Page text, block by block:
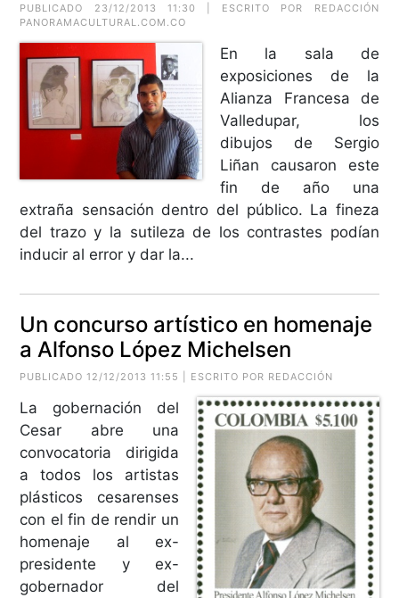
PUBLICADO 23/12/2013 11:30 | ESCRITO POR REDACCIÓN
PANORAMACULTURAL.COM.CO
En la sala de
exposiciones de la
Alianza Francesa de
Valledupar, los
dibujos de Sergio
Liñan causaron este
fin de año una
extraña sensación dentro del público. La fineza
del trazo y la sutileza de los contrastes podían
inducir al error y dar la...
Un concurso artístico en homenaje
a Alfonso López Michelsen
PUBLICADO 12/12/2013 11:55 | ESCRITO POR REDACCIÓN
La gobernación del
Cesar abre una
convocatoria dirigida
a todos los artistas
plásticos cesarenses
con el fin de rendir un
homenaje al ex-
presidente y ex-
gobernador del